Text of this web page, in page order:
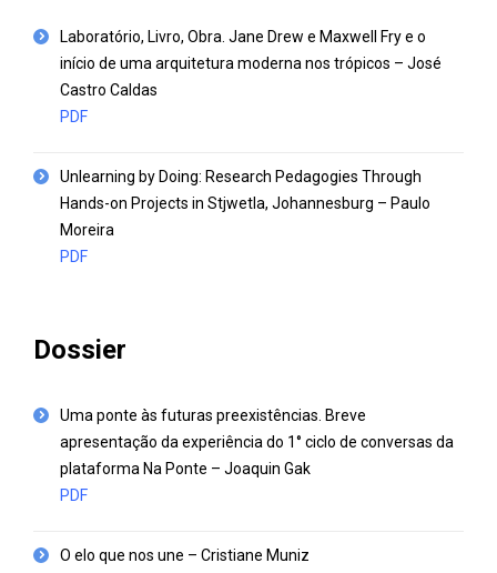
Laboratório, Livro, Obra. Jane Drew e Maxwell Fry e o
início de uma arquitetura moderna nos trópicos – José
Castro Caldas
PDF
Unlearning by Doing: Research Pedagogies Through
Hands-on Projects in Stjwetla, Johannesburg – Paulo
Moreira
PDF
Dossier
Uma ponte às futuras preexistências. Breve
apresentação da experiência do 1° ciclo de conversas da
plataforma Na Ponte – Joaquin Gak
PDF
O elo que nos une – Cristiane Muniz